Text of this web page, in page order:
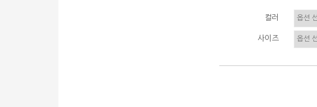
컬러
사이즈